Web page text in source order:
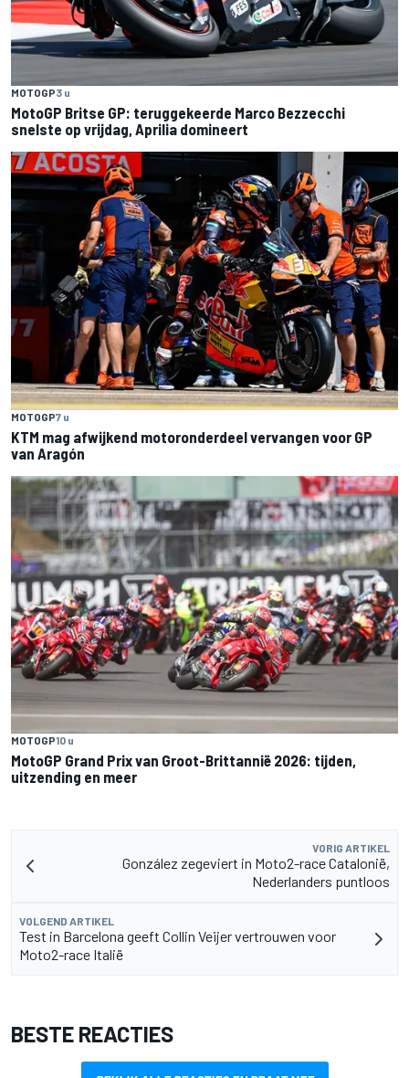
MOTOGP3 u
MotoGP Britse GP: teruggekeerde Marco Bezzecchi
snelste op vrijdag, Aprilia domineert
MOTOGP7 u
KTM mag afwijkend motoronderdeel vervangen voor GP
van Aragón
MOTOGP10 u
MotoGP Grand Prix van Groot-Brittannië 2026: tijden,
uitzending en meer
VORIG ARTIKEL
González zegeviert in Moto2-race Catalonië,
Nederlanders puntloos
VOLGEND ARTIKEL
Test in Barcelona geeft Collin Veijer vertrouwen voor
Moto2-race Italië
BESTE REACTIES